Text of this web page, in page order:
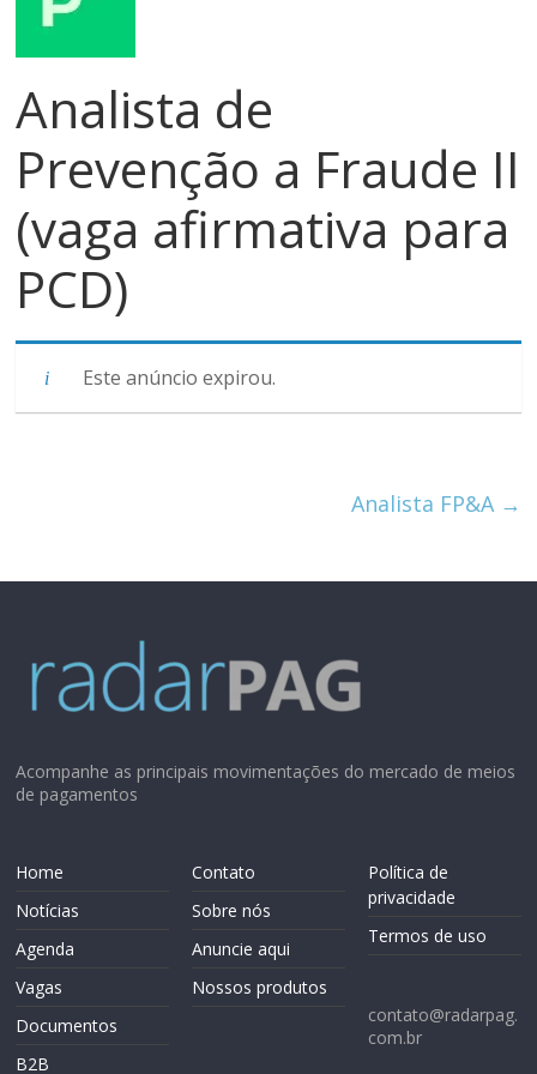
meios
Analista de
Prevenção a Fraude II
(vaga afirmativa para
PCD)
Este anúncio expirou.
Analista FP&A →
Acompanhe as principais movimentações do mercado de meios
de pagamentos
Home
Notícias
Agenda
Vagas
Documentos
B2B
Contato
Sobre nós
Anuncie aqui
Nossos produtos
Política de
privacidade
Termos de uso
contato@radarpag.
com.br